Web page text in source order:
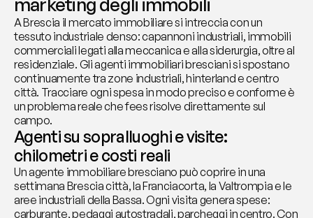
A Brescia il mercato immobiliare si intreccia con un
tessuto industriale denso: capannoni industriali, immobili
commerciali legati alla meccanica e alla siderurgia, oltre al
residenziale. Gli agenti immobiliari bresciani si spostano
continuamente tra zone industriali, hinterland e centro
città. Tracciare ogni spesa in modo preciso e conforme è
un problema reale che fees risolve direttamente sul
campo.
Agenti su sopralluoghi e visite:
chilometri e costi reali
Un agente immobiliare bresciano può coprire in una
settimana Brescia città, la Franciacorta, la Valtrompia e le
aree industriali della Bassa. Ogni visita genera spese:
carburante, pedaggi autostradali, parcheggi in centro. Con